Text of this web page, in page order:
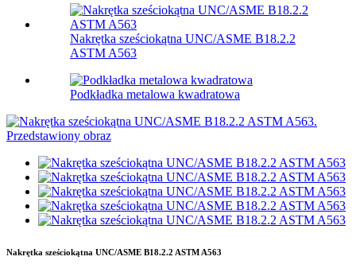
Nakrętka sześciokątna UNC/ASME B18.2.2
ASTM A563
Podkładka metalowa kwadratowa
Nakrętka sześciokątna UNC/ASME B18.2.2 ASTM A563